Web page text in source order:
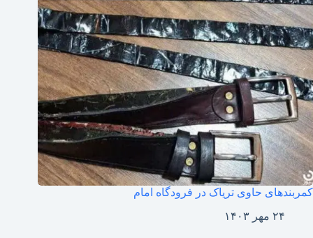
کمربندهای حاوی تریاک در فرودگاه امام
۲۴ مهر ۱۴۰۳